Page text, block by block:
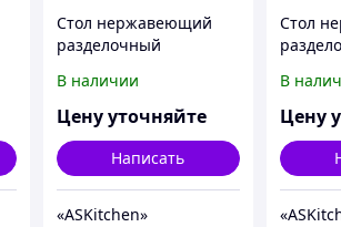
Стол нержавеющий
разделочный
полки ASKitchen ASKO-
13/6
В наличии
Цену уточняйте
Написать
«ASKitсhen»
Стол
полки
13/7
В
Цену